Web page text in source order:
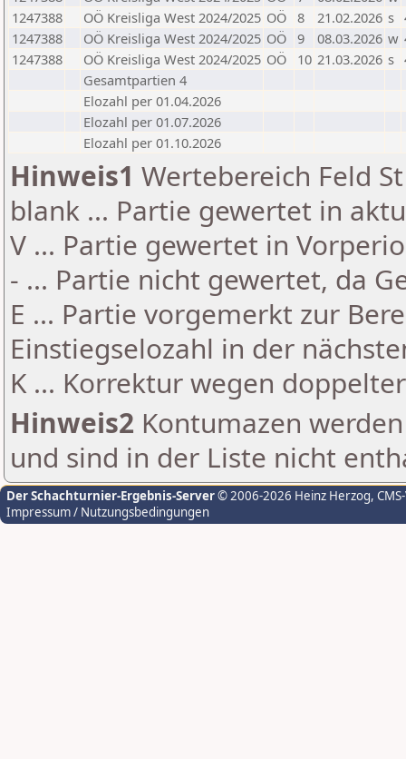
1247388
OÖ Kreisliga West 2024/2025 OÖ 8 21.02.2026 s
1247388
OÖ Kreisliga West 2024/2025 OÖ 9 08.03.2026 w
1247388
OÖ Kreisliga West 2024/2025 OÖ 10 21.03.2026 s
Gesamtpartien 4
Elozahl per 01.04.2026
Elozahl per 01.07.2026
Elozahl per 01.10.2026
Hinweis1 Wertebereich Feld
blank ... Partie gewertet in
V ... Partie gewertet in
- ... Partie nicht gewertet, da
E ... Partie vorgemerkt zur
Einstiegselozahl in der
K ... Korrektur wegen
Hinweis2 Kontumazen
und sind in der Liste nicht
Der Schachturnier-Ergebnis-Server© 2006-2026 Heinz Herzog,
Impressum / Nutzungsbedingungen